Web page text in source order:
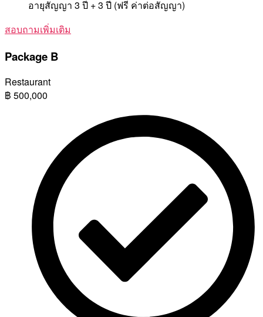
อายุสัญญา 3 ปี + 3 ปี (ฟรี ค่าต่อสัญญา)
สอบถามเพิ่มเติม
Package B
Restaurant
฿ 500,000